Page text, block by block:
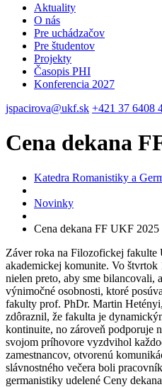
Aktuality
O nás
Pre uchádzačov
Pre študentov
Projekty
Časopis PHI
Konferencia 2027
jspacirova@ukf.sk +421 37 6408
Cena dekana
Katedra Romanistiky a
Novinky
Cena dekana FF UKF 2025
Záver roka na Filozofickej
akademickej komunite. Vo štvrtok
nielen preto, aby sme bilancovali,
výnimočné osobnosti, ktoré
fakulty prof. PhDr. Martin
zdôraznil, že fakulta je
kontinuite, no zároveň podporuje
svojom príhovore vyzdvihol
zamestnancov, otvorenú
slávnostného večera boli
germanistiky udelené Ceny